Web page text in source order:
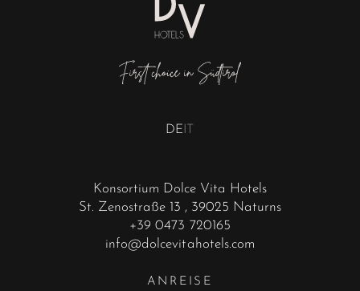
Konsortium Dolce Vita Hotels
St. Zenostraße 13 , 39025 Naturns
+39 0473 720165
info@dolcevitahotels.com
ANREISE
DE